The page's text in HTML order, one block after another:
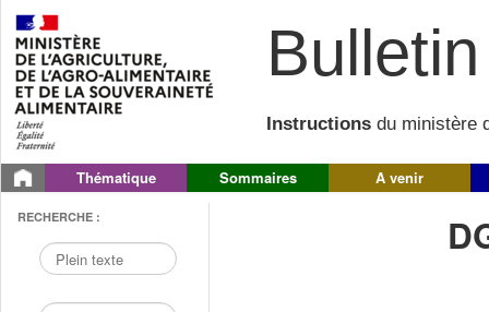
Instructions du ministère
Thématique Sommaires A venir
RECHERCHE :